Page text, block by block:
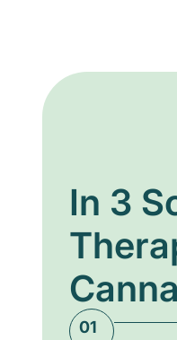
In 3
01